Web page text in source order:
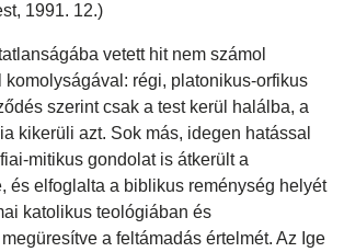
1991. 12.)
vetett hit nem számol
komolyságával: régi, platonikus-orfikus
szerint csak a test kerül halálba, a
kikerüli azt. Sok más, idegen hatással
mitikus gondolat is átkerült a
és elfoglalta a biblikus reménység helyét
katolikus teológiában és
a feltámadás értelmét. Az Ige